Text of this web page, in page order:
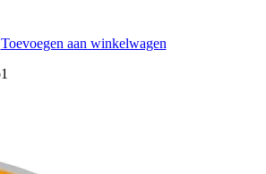
Toevoegen aan winkelwagen